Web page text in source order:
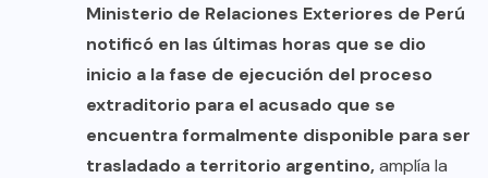
Ministerio de Relaciones Exteriores de Perú
notificó en las últimas horas que se dio
inicio a la fase de ejecución del proceso
extraditorio para el acusado que se
encuentra formalmente disponible para ser
trasladado a territorio argentino,amplía la